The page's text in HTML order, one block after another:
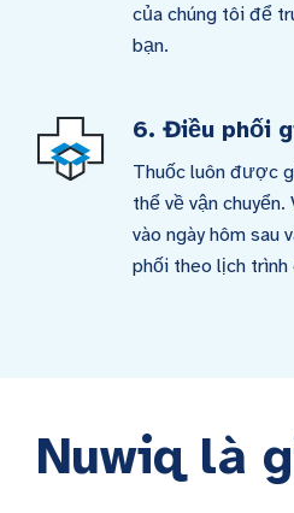
của chúng tôi để
bạn.
6. Điều phối
Thuốc luôn được
thể về vận
vào ngày hôm sau
phối theo lịch trình
Nuwiq là